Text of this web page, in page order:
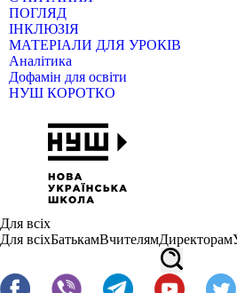
ПОГЛЯД
ІНКЛЮЗІЯ
МАТЕРІАЛИ ДЛЯ УРОКІВ
Аналітика
Дофамін для освіти
НУШ КОРОТКО
Для всіх
Для всіхБатькамВчителямДиректорам